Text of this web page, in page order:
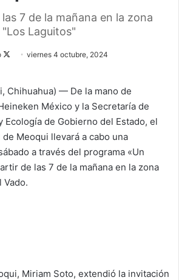
7 de la mañana en la zona
Laguitos"
o
w
o
n
X
viernes 4 octubre, 2024
Chihuahua) — De la mano de
México y la Secretaría de
Ecología de Gobierno del Estado, el
Meoqui llevará a cabo una
a través del programa «Un
de las 7 de la mañana en la zona
Vado.
Miriam Soto, extendió la invitación